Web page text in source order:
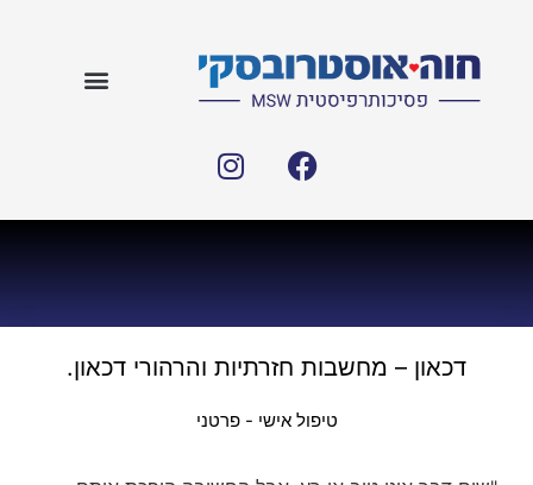
דכאון – מחשבות חזרתיות והרהורי דכאון.
טיפול אישי - פרטני